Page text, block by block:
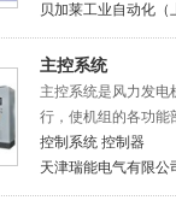
贝加莱工业自动化（
主控系统
主控系统是风力发电
行，使机组的各功能
控制系统 控制器
天津瑞能电气有限公